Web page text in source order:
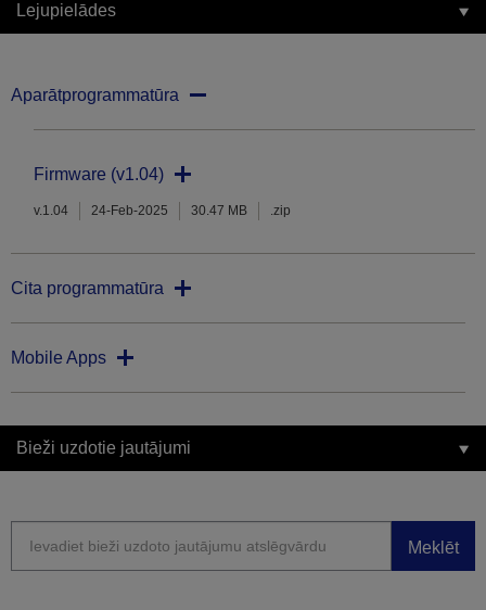
Lejupielādes
Aparātprogrammatūra
Firmware (v1.04)
v.1.04 24-Feb-2025 30.47 MB .zip
Cita programmatūra
Mobile Apps
Bieži uzdotie jautājumi
Meklēt